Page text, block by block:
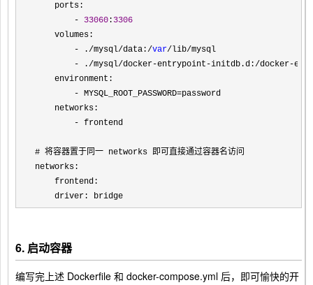
    ports:
- 33060 : 3306
    volumes:
- ./mysql/data:/var/lib/mysql
- ./mysql/docker-entrypoint-initdb.d:/docker-
    environment:
- MYSQL_ROOT_PASSWORD=password
    networks:
- frontend
# 将容器置于同一 networks 即可直接通过容器名访问
networks:
    frontend:
    driver: bridge
6. 启动容器
编写完上述 Dockerfile 和 docker-compose.yml 后，即可愉快的开